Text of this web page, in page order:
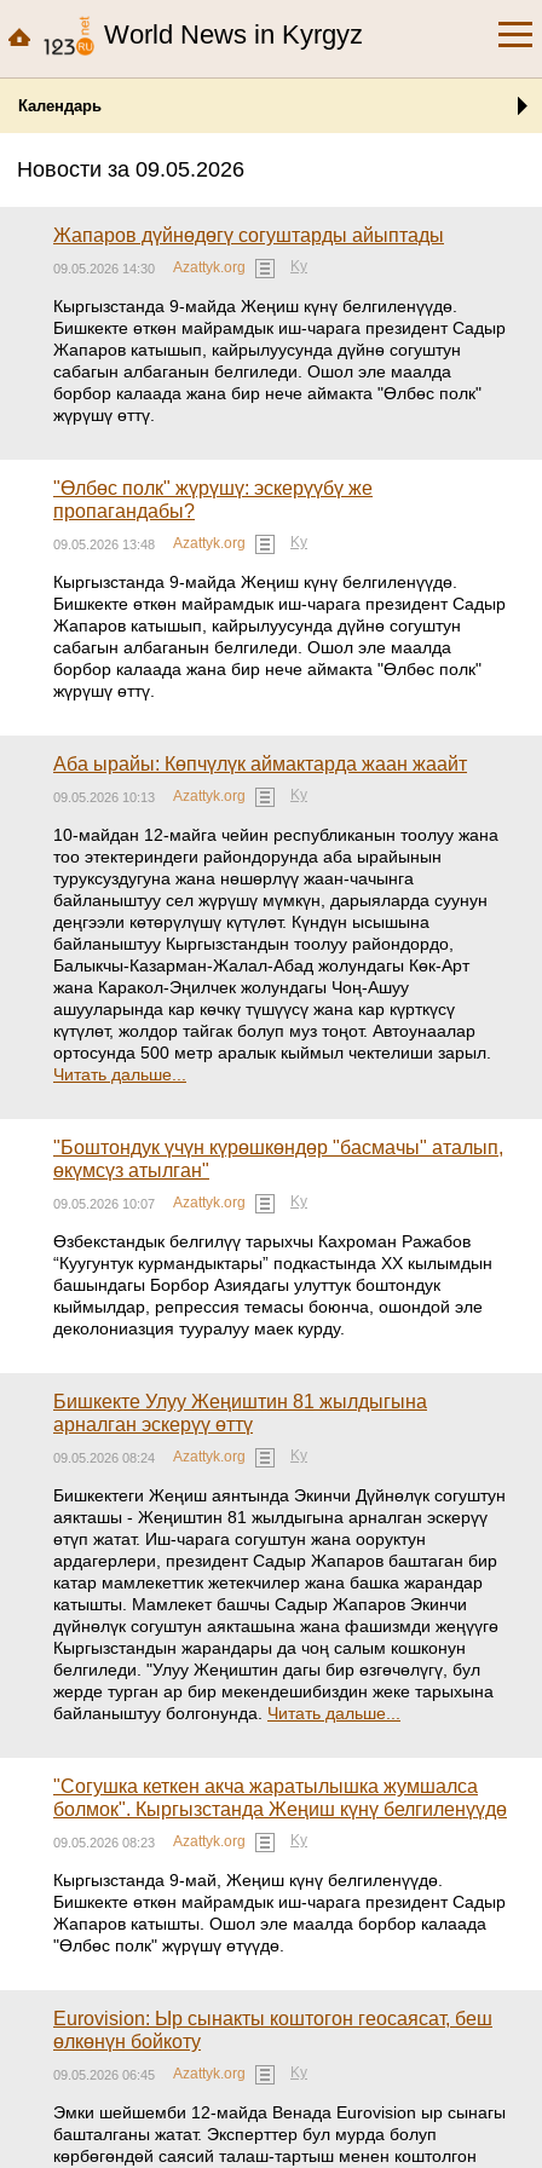
World News in Kyrgyz
Календарь
Новости за 09.05.2026
Жапаров дүйнөдөгү согуштарды айыптады
09.05.2026 14:30 Azattyk.org Ky
Кыргызстанда 9-майда Жеңиш күнү белгиленүүдө.
Бишкекте өткөн майрамдык иш-чарага президент Садыр
Жапаров катышып, кайрылуусунда дүйнө согуштун
сабагын албаганын белгиледи. Ошол эле маалда
борбор калаада жана бир нече аймакта "Өлбөс полк"
жүрүшү өттү.
"Өлбөс полк" жүрүшү: эскерүүбү же
пропагандабы?
09.05.2026 13:48 Azattyk.org Ky
Кыргызстанда 9-майда Жеңиш күнү белгиленүүдө.
Бишкекте өткөн майрамдык иш-чарага президент Садыр
Жапаров катышып, кайрылуусунда дүйнө согуштун
сабагын албаганын белгиледи. Ошол эле маалда
борбор калаада жана бир нече аймакта "Өлбөс полк"
жүрүшү өттү.
Аба ырайы: Көпчүлүк аймактарда жаан жаайт
09.05.2026 10:13 Azattyk.org Ky
10-майдан 12-майга чейин республиканын тоолуу жана
тоо этектериндеги райондорунда аба ырайынын
туруксуздугуна жана нөшөрлүү жаан-чачынга
байланыштуу сел жүрүшү мүмкүн, дарыяларда суунун
деңгээли көтөрүлүшү күтүлөт. Күндүн ысышына
байланыштуу Кыргызстандын тоолуу райондордо,
Балыкчы-Казарман-Жалал-Абад жолундагы Көк-Арт
жана Каракол-Эңилчек жолундагы Чоң-Ашуу
ашууларында кар көчкү түшүүсү жана кар күрткүсү
күтүлөт, жолдор тайгак болуп муз тоңот. Автоунаалар
ортосунда 500 метр аралык кыймыл чектелиши зарыл.
Читать дальше...
"Боштондук үчүн күрөшкөндөр "басмачы" аталып,
өкүмсүз атылган"
09.05.2026 10:07 Azattyk.org Ky
Өзбекстандык белгилүү тарыхчы Кахроман Ражабов
“Куугунтук курмандыктары” подкастында XX кылымдын
башындагы Борбор Азиядагы улуттук боштондук
кыймылдар, репрессия темасы боюнча, ошондой эле
деколониазция тууралуу маек курду.
Бишкекте Улуу Жеңиштин 81 жылдыгына
арналган эскерүү өттү
09.05.2026 08:24 Azattyk.org Ky
Бишкектеги Жеңиш аянтында Экинчи Дүйнөлүк согуштун
аякташы - Жеңиштин 81 жылдыгына арналган эскерүү
өтүп жатат. Иш-чарага согуштун жана ооруктун
ардагерлери, президент Садыр Жапаров баштаган бир
катар мамлекеттик жетекчилер жана башка жарандар
катышты. Мамлекет башчы Садыр Жапаров Экинчи
дүйнөлүк согуштун аякташына жана фашизмди жеңүүгө
Кыргызстандын жарандары да чоң салым кошконун
белгиледи. "Улуу Жеңиштин дагы бир өзгөчөлүгү, бул
жерде турган ар бир мекендешибиздин жеке тарыхына
байланыштуу болгонунда. Читать дальше...
"Согушка кеткен акча жаратылышка жумшалса
болмок". Кыргызстанда Жеңиш күнү белгиленүүдө
09.05.2026 08:23 Azattyk.org Ky
Кыргызстанда 9-май, Жеңиш күнү белгиленүүдө.
Бишкекте өткөн майрамдык иш-чарага президент Садыр
Жапаров катышты. Ошол эле маалда борбор калаада
"Өлбөс полк" жүрүшү өтүүдө.
Eurovision: Ыр сынакты коштогон геосаясат, беш
өлкөнүн бойкоту
09.05.2026 06:45 Azattyk.org Ky
Эмки шейшемби 12-майда Венада Eurovision ыр сынагы
башталганы жатат. Эксперттер бул мурда болуп
көрбөгөндөй саясий талаш-тартыш менен коштолгон